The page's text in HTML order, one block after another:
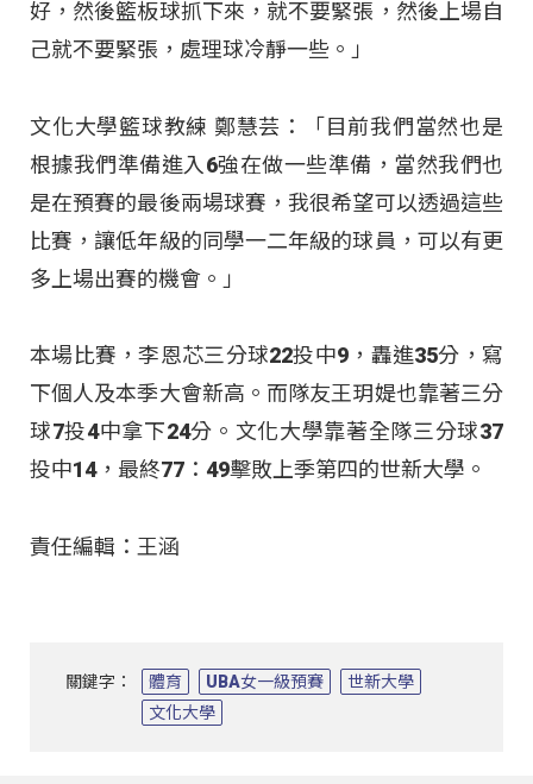
好，然後籃板球抓下來，就不要緊張，然後上場自
己就不要緊張，處理球冷靜一些。」
文化大學籃球教練 鄭慧芸：「目前我們當然也是
根據我們準備進入6強在做一些準備，當然我們也
是在預賽的最後兩場球賽，我很希望可以透過這些
比賽，讓低年級的同學一二年級的球員，可以有更
多上場出賽的機會。」
本場比賽，李恩芯三分球22投中9，轟進35分，寫
下個人及本季大會新高。而隊友王玥媞也靠著三分
球7投4中拿下24分。文化大學靠著全隊三分球37
投中14，最終77：49擊敗上季第四的世新大學。
責任編輯：王涵
關鍵字： 體育 UBA女一級預賽
世新大學
文化大學